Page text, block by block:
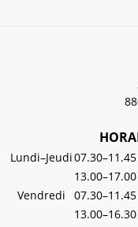
Lundi–Jeudi07.30–11.45
13.00–17.00
Vendredi
07.30–11.45
13.00–16.30